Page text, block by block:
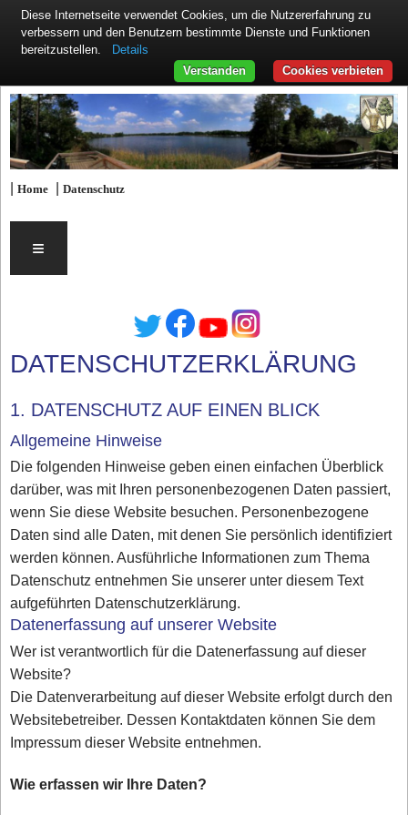
|Home |Datenschutz
≡
DATENSCHUTZERKLÄRUNG
1. DATENSCHUTZ AUF EINEN BLICK
Allgemeine Hinweise
Die folgenden Hinweise geben einen einfachen Überblick
darüber, was mit Ihren personenbezogenen Daten passiert,
wenn Sie diese Website besuchen. Personenbezogene
Daten sind alle Daten, mit denen Sie persönlich identifiziert
werden können. Ausführliche Informationen zum Thema
Datenschutz entnehmen Sie unserer unter diesem Text
aufgeführten Datenschutzerklärung.
Datenerfassung auf unserer Website
Wer ist verantwortlich für die Datenerfassung auf dieser
Website?
Die Datenverarbeitung auf dieser Website erfolgt durch den
Websitebetreiber. Dessen Kontaktdaten können Sie dem
Impressum dieser Website entnehmen.
Wie erfassen wir Ihre Daten?
Diese Internetseite verwendet Cookies, um die Nutzererfahrung zu
verbessern und den Benutzern bestimmte Dienste und Funktionen
bereitzustellen.
Details
Cookies verbieten
Verstanden